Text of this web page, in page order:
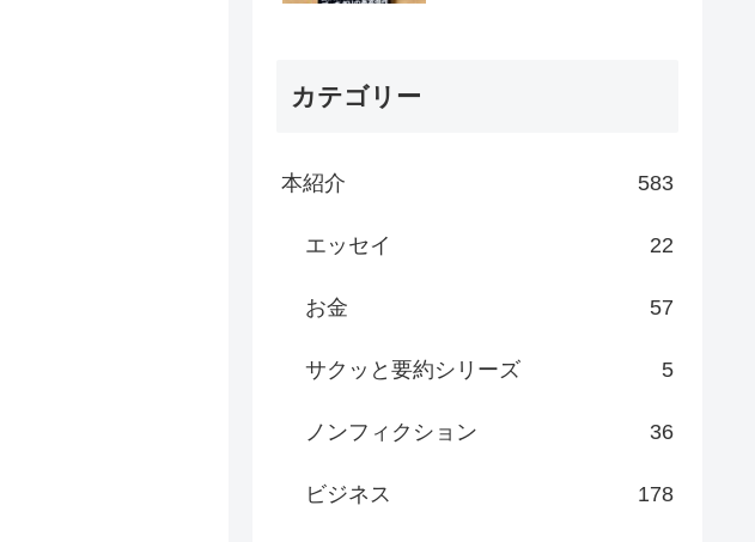
カテゴリー
本紹介 583
エッセイ 22
お金 57
サクッと要約シリーズ 5
ノンフィクション 36
ビジネス 178